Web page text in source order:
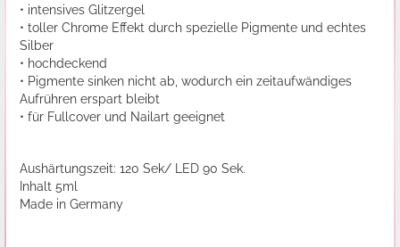
• intensives Glitzergel
• toller Chrome Effekt durch spezielle Pigmente und echtes
Silber
• hochdeckend
• Pigmente sinken nicht ab, wodurch ein zeitaufwändiges
Aufrühren erspart bleibt
• für Fullcover und Nailart geeignet
Aushärtungszeit: 120 Sek/ LED 90 Sek.
Inhalt 5ml
Made in Germany